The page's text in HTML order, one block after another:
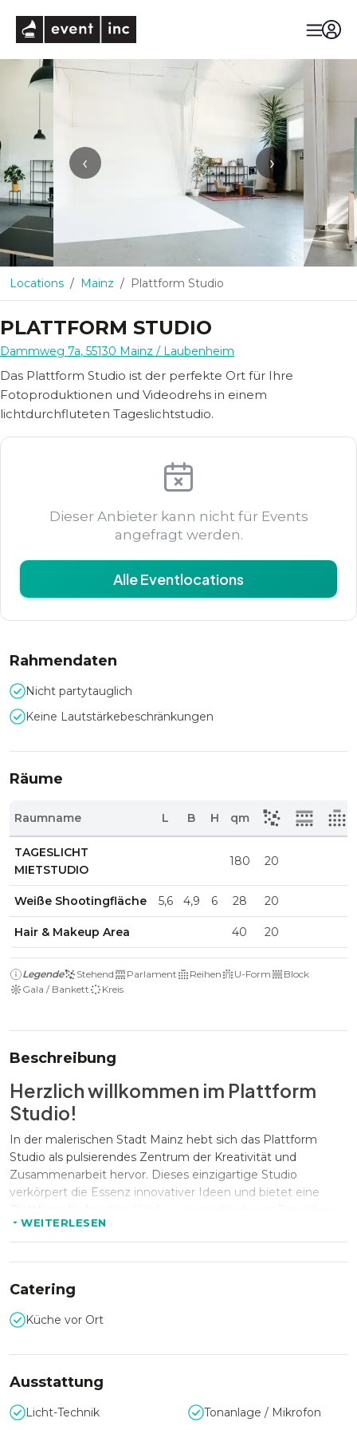
‹ ›
Locations Mainz Plattform Studio
PLATTFORM STUDIO
Dammweg 7a, 55130 Mainz / Laubenheim
Das Plattform Studio ist der perfekte Ort für Ihre
Fotoproduktionen und Videodrehs in einem
lichtdurchfluteten Tageslichtstudio.
Dieser Anbieter kann nicht für Events
angefragt werden.
Alle Eventlocations
Rahmendaten
Nicht partytauglich
Keine Lautstärkebeschränkungen
Räume
Raumname L B H qm
TAGESLICHT
MIETSTUDIO
180 20
Weiße Shootingfläche 5,6 4,9 6 28 20
Hair & Makeup Area 40 20
Legende Stehend Parlament Reihen U-Form
Block
Gala / Bankett
Kreis
Beschreibung
Herzlich willkommen im Plattform
Studio!
In der malerischen Stadt Mainz hebt sich das Plattform
Studio als pulsierendes Zentrum der Kreativität und
Zusammenarbeit hervor. Dieses einzigartige Studio
verkörpert die Essenz innovativer Ideen und bietet eine
um ihre Visionen Wirklichkeit werden zu lassen.
Ausstattung und Service
Das Mietstudio, ausgestattet mit modernster Technologie
und hochwertigem Equipment, ist ein Ort, an dem
nutzen, um ihre Projekte mit Leidenschaft und
Im Studio ist durch die 6 südseitig ausgerichteten Fenstern
WEITERLESEN
Catering
Küche vor Ort
Ausstattung
Licht-Technik
Tonanlage / Mikrofon